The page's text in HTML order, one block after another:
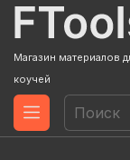
Магазин материалов
коучей